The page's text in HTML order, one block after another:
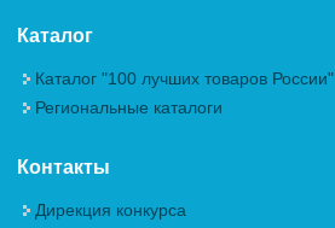
Каталог
Каталог "100 лучших товаров России"
Региональные каталоги
Контакты
Дирекция конкурса